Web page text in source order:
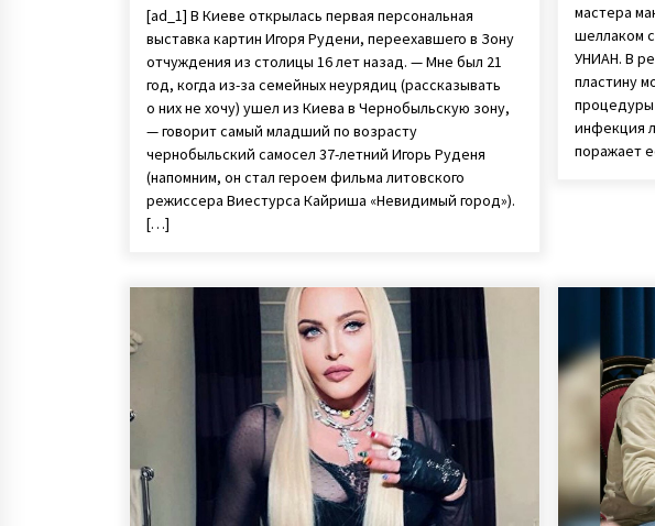
[ad_1] В Киеве открылась первая персональная
выставка картин Игоря Рудени, переехавшего в Зону
отчуждения из столицы 16 лет назад. — Мне был 21
год, когда из-за семейных неурядиц (рассказывать
о них не хочу) ушел из Киева в Чернобыльскую зону,
— говорит самый младший по возрасту
чернобыльский самосел 37-летний Игорь Руденя
(напомним, он стал героем фильма литовского
режиссера Виестурса Кайриша «Невидимый город»).
[…]
мастера
шеллаком
УНИАН. В
пластину
процедуры
инфекция
поражает